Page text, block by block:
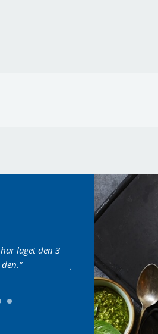
laget den 3
"Laget det i dag, du
godt det var..."